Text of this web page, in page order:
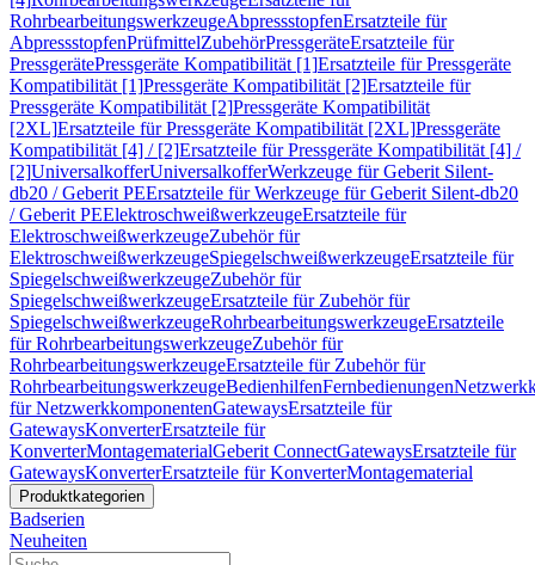
RohrbearbeitungswerkzeugeAbpressstopfenErsatzteile für
AbpressstopfenPrüfmittelZubehörPressgeräteErsatzteile für
PressgerätePressgeräte Kompatibilität [1]Ersatzteile für Pressgeräte
Kompatibilität [1]Pressgeräte Kompatibilität [2]Ersatzteile für
Pressgeräte Kompatibilität [2]Pressgeräte Kompatibilität
[2XL]Ersatzteile für Pressgeräte Kompatibilität [2XL]Pressgeräte
Kompatibilität [4] / [2]Ersatzteile für Pressgeräte Kompatibilität [4] /
[2]UniversalkofferUniversalkofferWerkzeuge für Geberit Silent-
db20 / Geberit PEErsatzteile für Werkzeuge für Geberit Silent-db20
/ Geberit PEElektroschweißwerkzeugeErsatzteile für
ElektroschweißwerkzeugeZubehör für
ElektroschweißwerkzeugeSpiegelschweißwerkzeugeErsatzteile für
SpiegelschweißwerkzeugeZubehör für
SpiegelschweißwerkzeugeErsatzteile für Zubehör für
SpiegelschweißwerkzeugeRohrbearbeitungswerkzeugeErsatzteile
für RohrbearbeitungswerkzeugeZubehör für
RohrbearbeitungswerkzeugeErsatzteile für Zubehör für
RohrbearbeitungswerkzeugeBedienhilfenFernbedienungen
für NetzwerkkomponentenGatewaysErsatzteile für
GatewaysKonverterErsatzteile für
KonverterMontagematerialGeberit ConnectGatewaysErsatzteile für
GatewaysKonverterErsatzteile für KonverterMontagematerial
Produktkategorien
Badserien
Neuheiten